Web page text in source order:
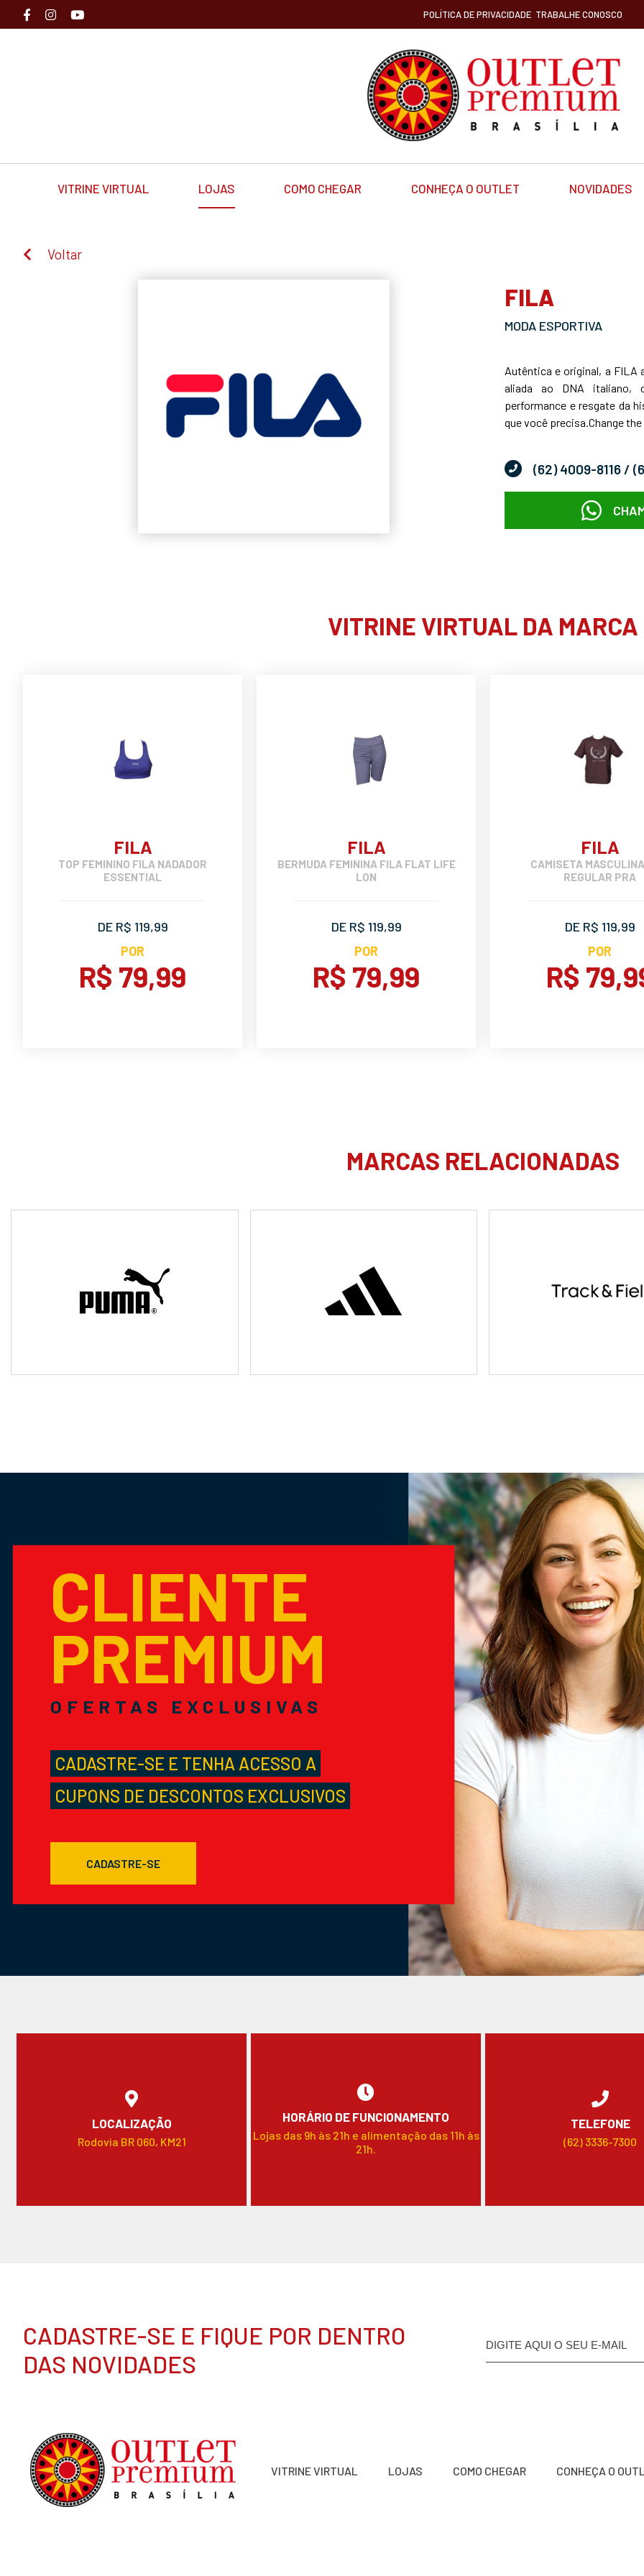
POLÍTICA DE PRIVACIDADE TRABALHE CONOSCO
VITRINE VIRTUAL LOJAS COMO CHEGAR CONHEÇA O OUTLET NOVIDADES
Voltar
FILA
MODA ESPORTIVA
Autêntica e original, a FILA
aliada ao DNA italiano,
performance e resgate da
que você precisa.Change
(62) 4009-8116 /
VITRINE VIRTUAL DA MARCA
FILA
TOP FEMININO FILA NADADOR
ESSENTIAL
DE R$ 119,99
POR
R$ 79,99
FILA
BERMUDA FEMININA FILA FLAT LIFE
LON
DE R$ 119,99
POR
R$ 79,99
FILA
CAMISETA
REGULAR PRA
DE R$ 119,99
POR
R$
MARCAS RELACIONADAS
CLIENTE
PREMIUM
OFERTAS EXCLUSIVAS
CADASTRE-SE E TENHA ACESSO A
CUPONS DE DESCONTOS EXCLUSIVOS
CADASTRE-SE
LOCALIZAÇÃO
Rodovia BR 060, KM21
HORÁRIO DE FUNCIONAMENTO
Lojas das 9h às 21h e alimentação das 11h às
21h.
TELEFONE
(62) 3336-7300
CADASTRE-SE E FIQUE POR DENTRO
DAS NOVIDADES
VITRINE VIRTUAL LOJAS COMO CHEGAR CONHEÇA O